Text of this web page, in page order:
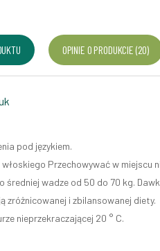
OPINIE O PRODUKCIE (20)
pod językiem.
Przechowywać w miejscu
wadze od 50 do 70 kg.
zróżnicowanej i zbilansowanej diety.
nieprzekraczającej 20 ° C.